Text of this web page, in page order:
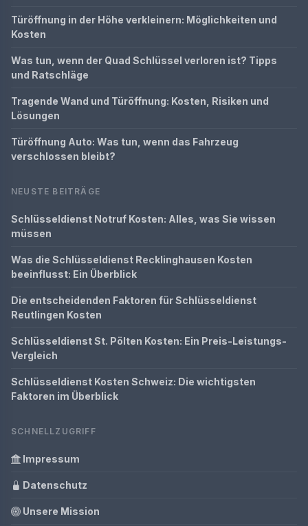
Türöffnung in der Höhe verkleinern: Möglichkeiten und
Kosten
Was tun, wenn der Quad Schlüssel verloren ist? Tipps
und Ratschläge
Tragende Wand und Türöffnung: Kosten, Risiken und
Lösungen
Türöffnung Auto: Was tun, wenn das Fahrzeug
verschlossen bleibt?
NEUSTE BEITRÄGE
Schlüsseldienst Notruf Kosten: Alles, was Sie wissen
müssen
Was die Schlüsseldienst Recklinghausen Kosten
beeinflusst: Ein Überblick
Die entscheidenden Faktoren für Schlüsseldienst
Reutlingen Kosten
Schlüsseldienst St. Pölten Kosten: Ein Preis-Leistungs-
Vergleich
Schlüsseldienst Kosten Schweiz: Die wichtigsten
Faktoren im Überblick
SCHNELLZUGRIFF
Impressum
Datenschutz
Unsere Mission